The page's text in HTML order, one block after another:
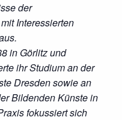
der
Interessierten
in Görlitz und
ihr Studium an der
Dresden sowie an
Bildenden Künste in
fokussiert sich